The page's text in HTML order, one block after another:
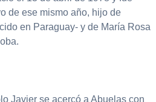
de ese mismo año, hijo de
en Paraguay- y de María Rosa
Javier se acercó a Abuelas con